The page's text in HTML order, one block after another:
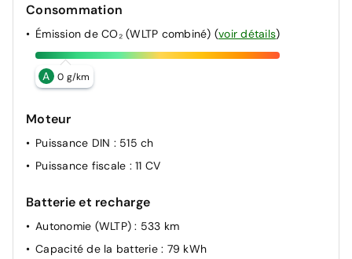
Consommation
Émission de CO₂ (WLTP combiné) (voir détails)
A 0 g/km
Moteur
Puissance DIN : 515 ch
Puissance fiscale : 11 CV
Batterie et recharge
Autonomie (WLTP): 533 km
Capacité de la batterie : 79 kWh